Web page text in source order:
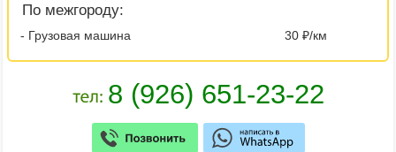
По межгороду:
- Грузовая машина 30 ₽/км